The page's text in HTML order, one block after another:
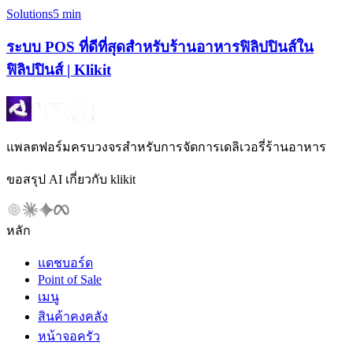
Solutions5 min
ระบบ POS ที่ดีที่สุดสำหรับร้านอาหารฟิลิปปินส์ใน
ฟิลิปปินส์ | Klikit
แพลตฟอร์มครบวงจรสำหรับการจัดการเดลิเวอรี่ร้านอาหาร
ขอสรุป AI เกี่ยวกับ klikit
หลัก
แดชบอร์ด
Point of Sale
เมนู
สินค้าคงคลัง
หน้าจอครัว